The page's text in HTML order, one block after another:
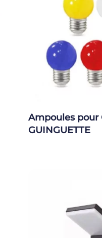
Ampoules pour
GUINGUETTE